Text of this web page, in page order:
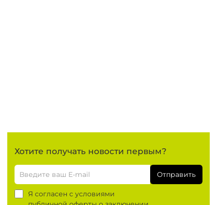
Хотите получать новости первым?
Отправить
Я согласен с условиями